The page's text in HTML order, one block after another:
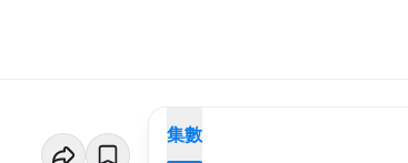
集數